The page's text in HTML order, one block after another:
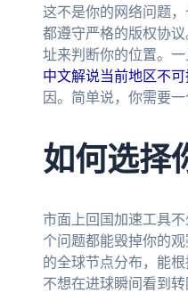
这不是你的网络问题
都遵守严格的版权协
址来判断你的位置。
中文解说当前地区不
因。简单说，你需要
如何选择
市面上回国加速工具
个问题都能毁掉你的
的全球节点分布，能
不想在进球瞬间看到转